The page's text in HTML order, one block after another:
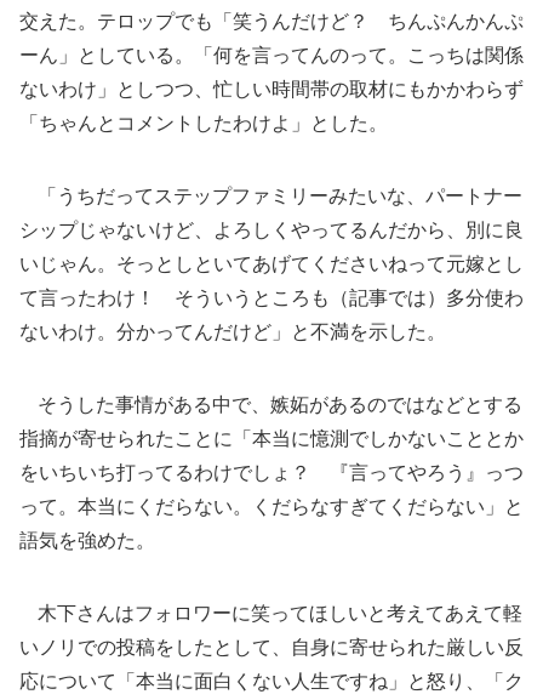
交えた。テロップでも「笑うんだけど？ ちんぷんかんぷ
ーん」としている。「何を言ってんのって。こっちは関係
ないわけ」としつつ、忙しい時間帯の取材にもかかわらず
「ちゃんとコメントしたわけよ」とした。
「うちだってステップファミリーみたいな、パートナー
シップじゃないけど、よろしくやってるんだから、別に良
いじゃん。そっとしといてあげてくださいねって元嫁とし
て言ったわけ！ そういうところも（記事では）多分使わ
ないわけ。分かってんだけど」と不満を示した。
そうした事情がある中で、嫉妬があるのではなどとする
指摘が寄せられたことに「本当に憶測でしかないこととか
をいちいち打ってるわけでしょ？ 『言ってやろう』っつ
って。本当にくだらない。くだらなすぎてくだらない」と
語気を強めた。
木下さんはフォロワーに笑ってほしいと考えてあえて軽
いノリでの投稿をしたとして、自身に寄せられた厳しい反
応について「本当に面白くない人生ですね」と怒り、「ク